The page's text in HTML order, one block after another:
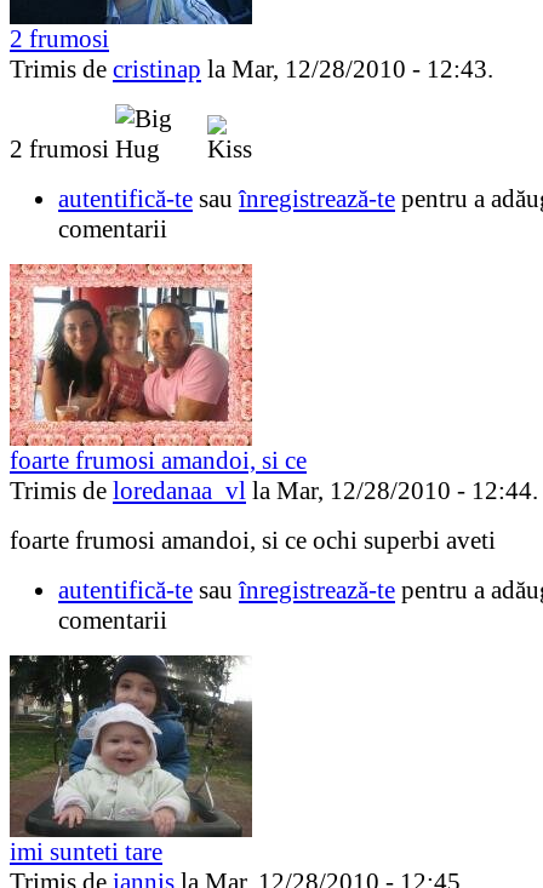
2 frumosi
Trimis de cristinap la Mar, 12/28/2010 - 12:43.
2 frumosi
autentifică-te sauînregistrează-te pentru a
comentarii
foarte frumosi amandoi, si ce
Trimis de loredanaa_vl la Mar, 12/28/2010 - 12:44.
foarte frumosi amandoi, si ce ochi superbi aveti
autentifică-te sauînregistrează-te pentru a
comentarii
imi sunteti tare
Trimis de iannis la Mar, 12/28/2010 - 12:45.